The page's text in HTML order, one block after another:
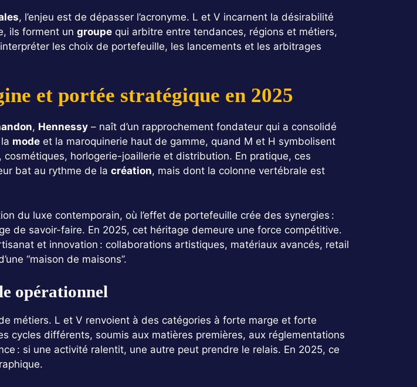
, l’enjeu est de dépasser l’acronyme. L et V incarnent la désirabilité
ils forment un groupe qui arbitre entre tendances, régions et métiers,
les choix de portefeuille, les lancements et les arbitrages
et portée stratégique en 2025
, Hennessy – naît d’un rapprochement fondateur qui a consolidé
mode et la maroquinerie haut de gamme, quand M et H symbolisent
horlogerie-joaillerie et distribution. En pratique, ces
bat au rythme de la création, mais dont la colonne vertébrale est
du luxe contemporain, où l’effet de portefeuille crée des synergies :
de savoir-faire. En 2025, cet héritage demeure une force compétitive.
et innovation : collaborations artistiques, matériaux avancés, retail
“maison de maisons”.
opérationnel
métiers. L et V renvoient à des catégories à forte marge et forte
cycles différents, soumis aux matières premières, aux réglementations
: si une activité ralentit, une autre peut prendre le relais. En 2025, ce